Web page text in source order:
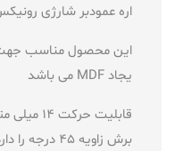
اره عمودبر شارژی رونیکس
این محصول مناسب
یجاد MDF می باشد
قابلیت
برش زاویه 45 درجه را دارد